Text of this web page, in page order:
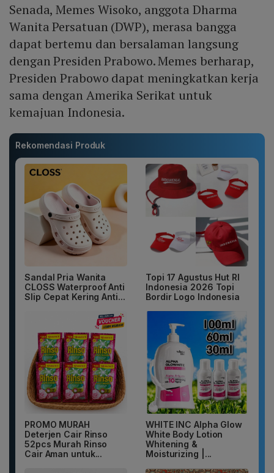
Senada, Memes Wisoko, anggota Dharma
Wanita Persatuan (DWP), merasa bangga
dapat bertemu dan bersalaman langsung
dengan Presiden Prabowo. Memes berharap,
Presiden Prabowo dapat meningkatkan kerja
sama dengan Amerika Serikat untuk
kemajuan Indonesia.
Rekomendasi Produk
Sandal Pria Wanita
CLOSS Waterproof Anti
Slip Cepat Kering Anti...
Topi 17 Agustus Hut RI
Indonesia 2026 Topi
Bordir Logo Indonesia
PROMO MURAH
Deterjen Cair Rinso
52pcs Murah Rinso
Cair Aman untuk...
WHITE INC Alpha Glow
White Body Lotion
Whitening &
Moisturizing |...